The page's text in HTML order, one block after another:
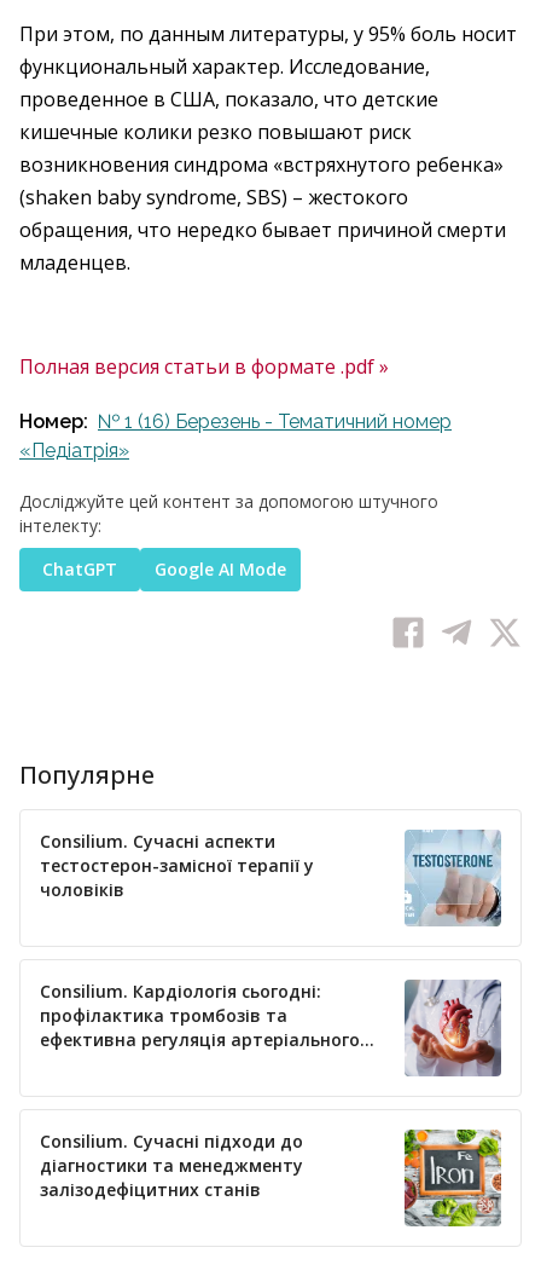
При этом, по данным литературы, у 95% боль носит
функциональный характер. Исследование,
проведенное в США, показало, что детские
кишечные колики резко повышают риск
возникновения синдрома «встряхнутого ребенка»
(shaken baby syndrome, SBS) – жестокого
обращения, что нередко бывает причиной смерти
младенцев.
Полная версия статьи в формате .pdf »
Номер: № 1 (16) Березень - Тематичний номер
«Педіатрія»
Досліджуйте цей контент за допомогою штучного
інтелекту:
ChatGPT
Google AI Mode
Популярне
Consilium. Сучасні аспекти
тестостерон-замісної терапії у
чоловіків
Consilium. Кардіологія сьогодні:
профілактика тромбозів та
ефективна регуляція артеріального
Consilium. Сучасні підходи до
діагностики та менеджменту
залізодефіцитних станів